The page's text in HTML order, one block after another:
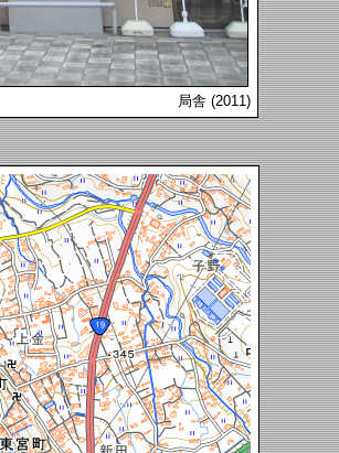
局舎 (2011)